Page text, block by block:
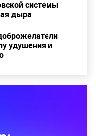
системы
дыра
удушения и